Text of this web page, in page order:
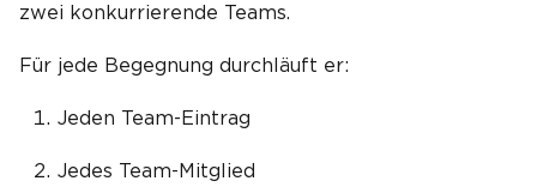
zwei konkurrierende Teams.
Für jede Begegnung durchläuft er:
Jeden Team-Eintrag
Jedes Team-Mitglied